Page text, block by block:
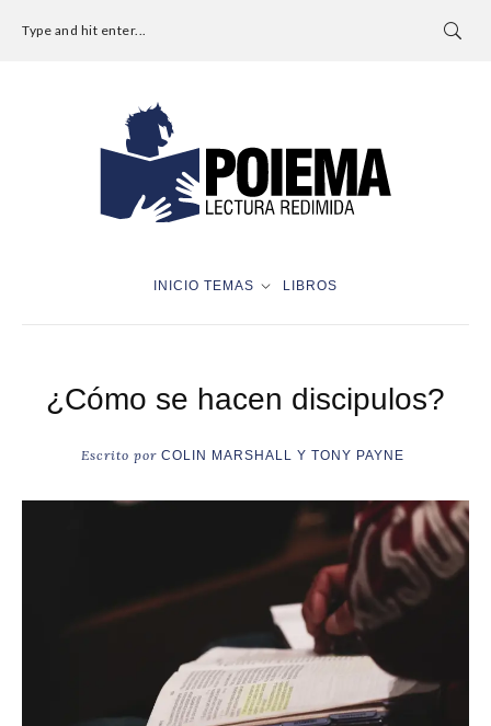
Type and hit enter...
INICIO TEMAS LIBROS
¿Cómo se hacen discipulos?
Escrito por COLIN MARSHALL Y TONY PAYNE